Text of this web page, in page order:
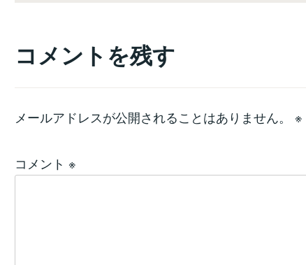
コメントを残す
メールアドレスが公開されることはありません。 ※
コメント ※